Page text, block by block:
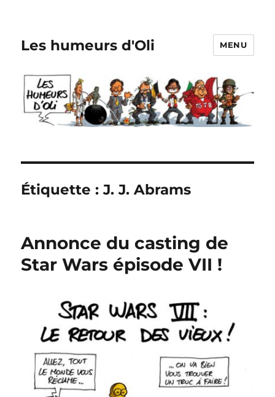
Les humeurs d'Oli MENU
Étiquette :J. J. Abrams
Annonce du casting de
Star Wars épisode VII !